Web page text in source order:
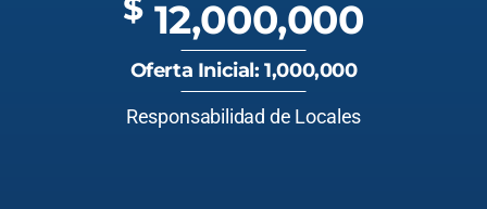
$ 12,000,000
Oferta Inicial: 1,000,000
Responsabilidad de Locales